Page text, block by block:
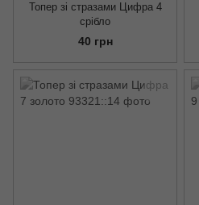
Топер зі стразами Цифра 4
срібло
40 грн